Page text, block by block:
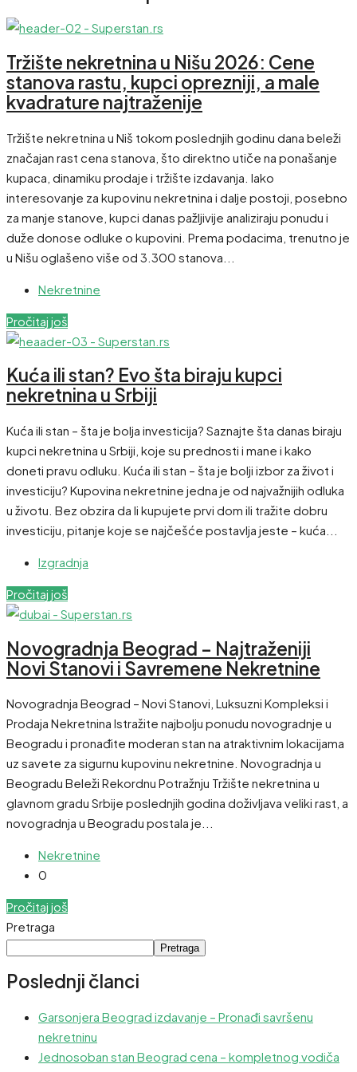
Tržište nekretnina u Nišu 2026: Cene
stanova rastu, kupci oprezniji, a male
kvadrature najtraženije
Tržište nekretnina u Niš tokom poslednjih godinu dana beleži
značajan rast cena stanova, što direktno utiče na ponašanje
kupaca, dinamiku prodaje i tržište izdavanja. Iako
interesovanje za kupovinu nekretnina i dalje postoji, posebno
za manje stanove, kupci danas pažljivije analiziraju ponudu i
duže donose odluke o kupovini. Prema podacima, trenutno je
u Nišu oglašeno više od 3.300 stanova...
Nekretnine
Pročitaj još
Kuća ili stan? Evo šta biraju kupci
nekretnina u Srbiji
Kuća ili stan – šta je bolja investicija? Saznajte šta danas biraju
kupci nekretnina u Srbiji, koje su prednosti i mane i kako
doneti pravu odluku. Kuća ili stan – šta je bolji izbor za život i
investiciju? Kupovina nekretnine jedna je od najvažnijih odluka
u životu. Bez obzira da li kupujete prvi dom ili tražite dobru
investiciju, pitanje koje se najčešće postavlja jeste – kuća...
Izgradnja
Pročitaj još
Novogradnja Beograd – Najtraženiji
Novi Stanovi i Savremene Nekretnine
Novogradnja Beograd – Novi Stanovi, Luksuzni Kompleksi i
Prodaja Nekretnina Istražite najbolju ponudu novogradnje u
Beogradu i pronađite moderan stan na atraktivnim lokacijama
uz savete za sigurnu kupovinu nekretnine. Novogradnja u
Beogradu Beleži Rekordnu Potražnju Tržište nekretnina u
glavnom gradu Srbije poslednjih godina doživljava veliki rast, a
novogradnja u Beogradu postala je...
Nekretnine
0
Pročitaj još
Pretraga
Pretraga
Poslednji članci
Garsonjera Beograd izdavanje – Pronađi savršenu
nekretninu
Jednosoban stan Beograd cena – kompletnog vodiča